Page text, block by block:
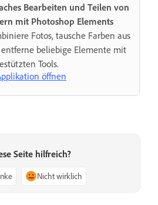
Bearbeiten und Teilen von
mit Photoshop Elements
Fotos, tausche Farben aus
beliebige Elemente mit
Tools.
öffnen
Seite hilfreich?
Nicht wirklich